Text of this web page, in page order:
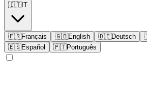
🇮🇹IT
🇫🇷Français 🇬🇧English 🇩🇪Deutsch
🇪🇸Español 🇵🇹Português